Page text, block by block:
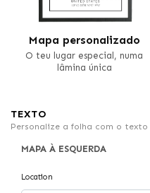
Mapa personalizado
O teu lugar especial, numa
lâmina única
TEXTO
Personalize a folha com o texto
MAPA À ESQUERDA
Location